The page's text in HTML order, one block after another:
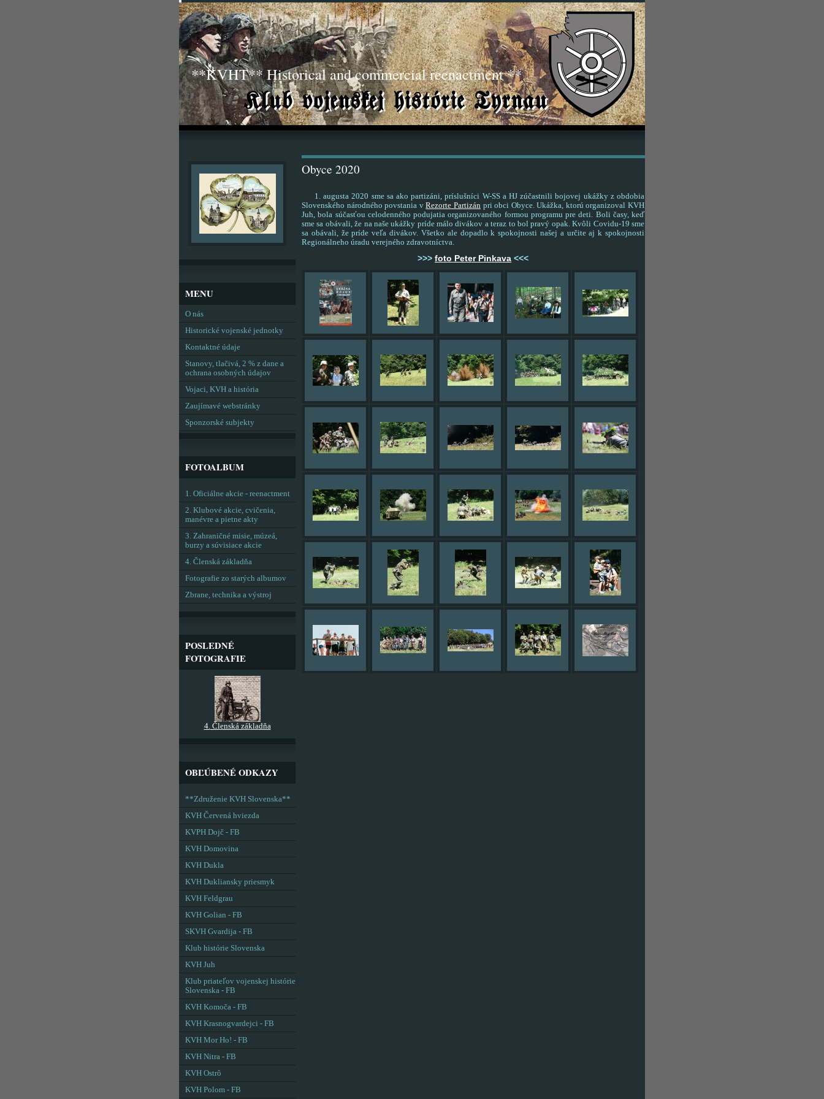
**KVHT** Historical and commercial reenactment **
Obyce 2020
1. augusta 2020 sme sa ako partizáni, príslušníci W-SS a HJ zúčastnili bojovej ukážky z obdobia
Slovenského národného povstania vRezorte Partizán pri obci Obyce. Ukážka, ktorú organizoval KVH
Juh, bola súčasťou celodenného podujatia organizovaného formou programu pre deti. Boli časy, keď
sme sa obávali, že na naše ukážky príde málo divákov a teraz to bol pravý opak. Kvôli Covidu-19 sme
sa obávali, že príde veľa divákov. Všetko ale dopadlo k spokojnosti našej a určite aj k spokojnosti
Regionálneho úradu verejného zdravotníctva.
>>> foto Peter Pinkava <<<
MENU
O nás
Historické vojenské jednotky
Kontaktné údaje
Stanovy, tlačivá, 2 % z dane a
ochrana osobných údajov
Vojaci, KVH a história
Zaujímavé webstránky
Sponzorské subjekty
FOTOALBUM
1. Oficiálne akcie - reenactment
2. Klubové akcie, cvičenia,
manévre a pietne akty
3. Zahraničné misie, múzeá,
burzy a súvisiace akcie
4. Členská základňa
Fotografie zo starých albumov
Zbrane, technika a výstroj
POSLEDNÉ
FOTOGRAFIE
4. Členská základňa
OBĽÚBENÉ ODKAZY
**Združenie KVH Slovenska**
KVH Červená hviezda
KVPH Dojč - FB
KVH Domovina
KVH Dukla
KVH Dukliansky priesmyk
KVH Feldgrau
KVH Golian - FB
SKVH Gvardija - FB
Klub histórie Slovenska
KVH Juh
Klub priateľov vojenskej histórie
Slovenska - FB
KVH Komoča - FB
KVH Krasnogvardejci - FB
KVH Mor Ho! - FB
KVH Nitra - FB
KVH Ostrô
KVH Polom - FB